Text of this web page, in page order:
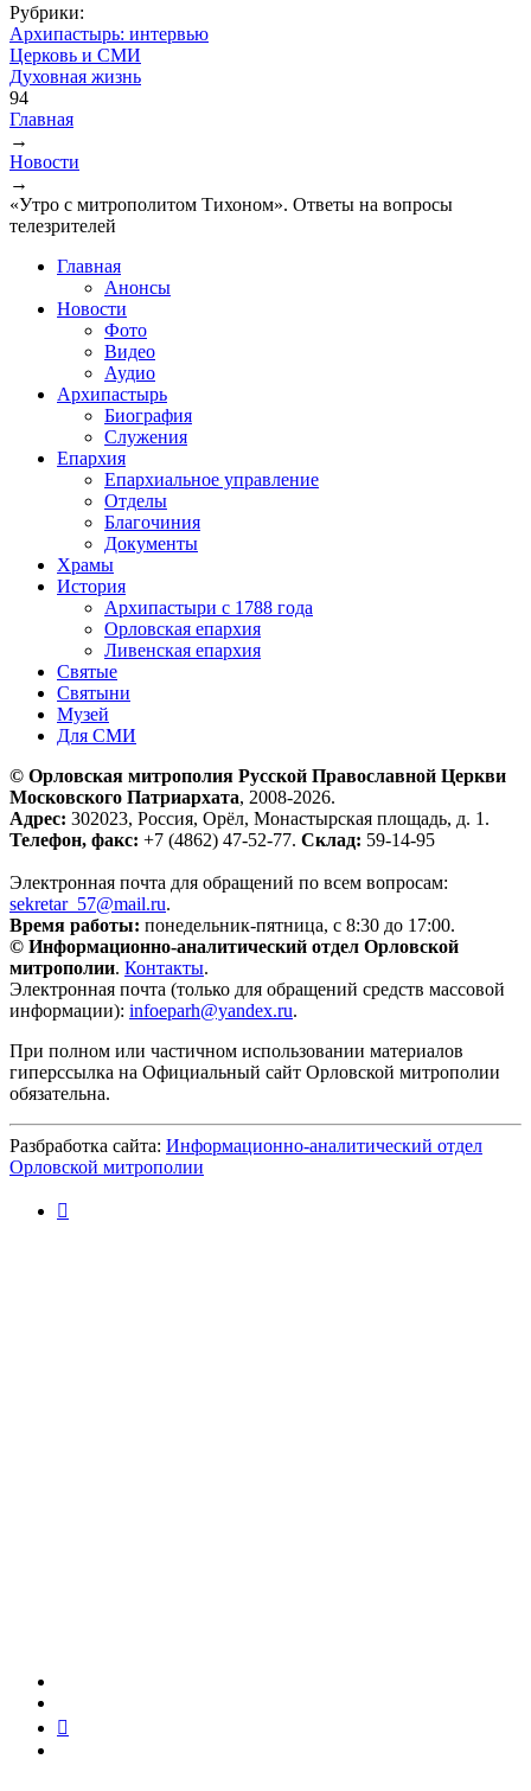
Рубрики:
Архипастырь: интервью
Церковь и СМИ
Духовная жизнь
94
Вы здесь
Главная
→
Новости
→
«Утро с митрополитом Тихоном». Ответы на вопросы
телезрителей
Главная
Анонсы
Новости
Фото
Видео
Аудио
Архипастырь
Биография
Служения
Епархия
Епархиальное управление
Отделы
Благочиния
Документы
Храмы
История
Архипастыри с 1788 года
Орловская епархия
Ливенская епархия
Святые
Святыни
Музей
Для СМИ
© Орловская митрополия Русской Православной Церкви
Московского Патриархата, 2008-2026.
Адрес: 302023, Россия, Орёл, Монастырская площадь, д. 1.
Телефон, факс: +7 (4862) 47-52-77. Склад: 59-14-95
Электронная почта для обращений по всем вопросам:
sekretar_57@mail.ru.
Время работы: понедельник-пятница, с 8:30 до 17:00.
© Информационно-аналитический отдел Орловской
митрополии. Контакты.
Электронная почта (только для обращений средств массовой
информации): infoeparh@yandex.ru.
При полном или частичном использовании материалов
гиперссылка на Официальный сайт Орловской митрополии
обязательна.
Разбработка сайта: Информационно-аналитический отдел
Орловской митрополии